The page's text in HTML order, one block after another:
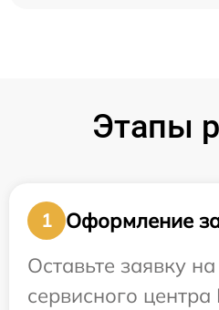
Этапы
1
Оформление
Оставьте заявку
сервисного